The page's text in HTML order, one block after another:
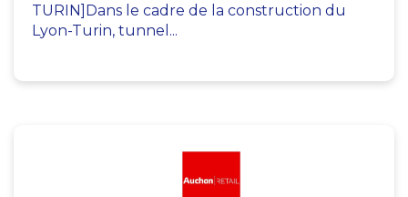
TURIN]Dans le cadre de la construction du
Lyon-Turin, tunnel...